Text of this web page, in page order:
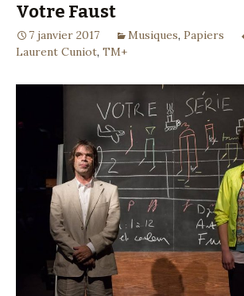
Votre Faust
7 janvier 2017 Musiques, Papiers
Laurent Cuniot, TM+